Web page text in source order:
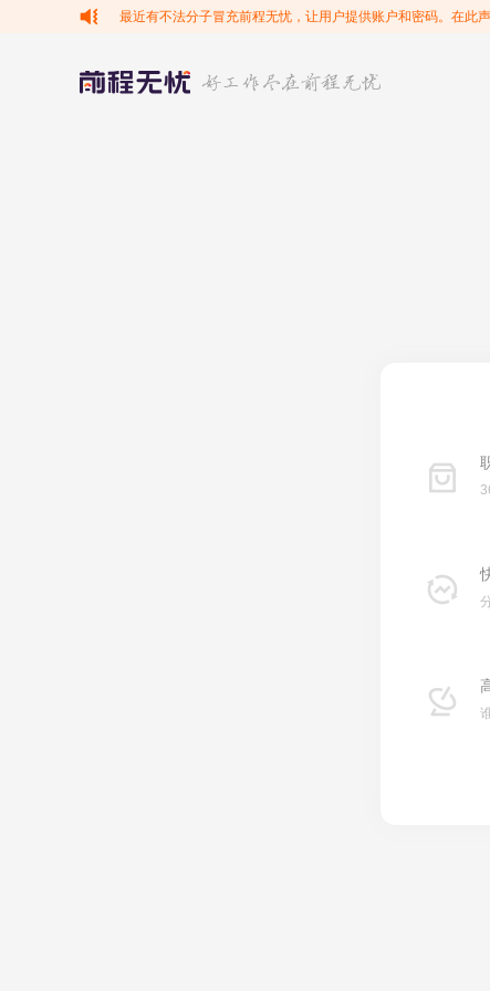
最近有不法分子冒充前程无忧，让用户提供账户和密码。在此